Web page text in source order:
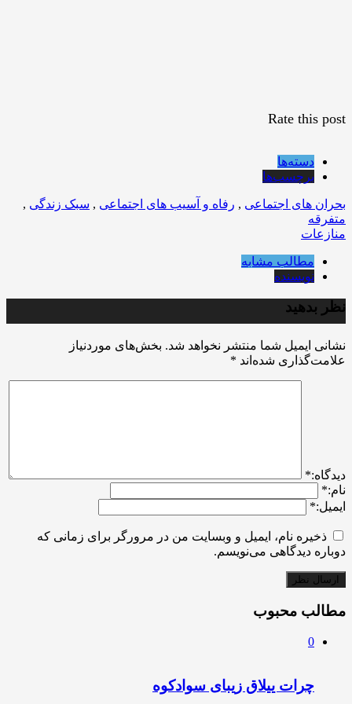
Rate this post
دسته‌ها
برچسب‌ها
بحران های اجتماعی , رفاه و آسیب های اجتماعی , سبک زندگی ,
متفرقه
منازعات
مطالب مشابه
نویسنده
نظر بدهید
نشانی ایمیل شما منتشر نخواهد شد. بخش‌های موردنیاز
علامت‌گذاری شده‌اند *
ديدگاه:*
نام:*
ایمیل:*
ذخیره نام، ایمیل و وبسایت من در مرورگر برای زمانی که
دوباره دیدگاهی می‌نویسم.
مطالب محبوب
0
چرات ییلاق زیبای سوادکوه